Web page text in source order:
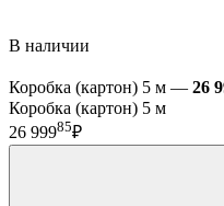
В наличии
Коробка (картон) 5 м — 26
Коробка (картон) 5 м
26 99985₽